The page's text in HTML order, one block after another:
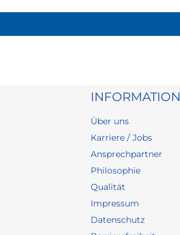
INFORMATION
Über uns
Karriere / Jobs
Ansprechpartner
Philosophie
Qualität
Impressum
Datenschutz